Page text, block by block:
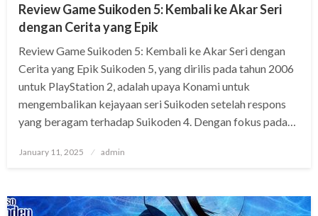
Review Game Suikoden 5: Kembali ke Akar Seri
dengan Cerita yang Epik
Review Game Suikoden 5: Kembali ke Akar Seri dengan
Cerita yang Epik Suikoden 5, yang dirilis pada tahun 2006
untuk PlayStation 2, adalah upaya Konami untuk
mengembalikan kejayaan seri Suikoden setelah respons
yang beragam terhadap Suikoden 4. Dengan fokus pada…
Posted
January 11, 2025 admin